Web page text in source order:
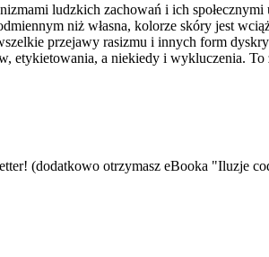
ludzkich zachowań i ich
niż własna, kolorze skóry jest
przejawy rasizmu i innych form
etykietowania, a niekiedy i wykluczenia.
(dodatkowo otrzymasz eBooka "Iluzje